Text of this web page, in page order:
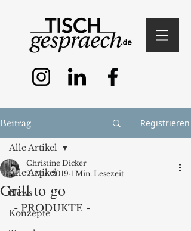
Beitrag Registrieren
Alle Artikel
News
Konzepte
Alle Artikel
Grill to go
Christine Dicker
2. Apr. 2019 1 Min. Lesezeit
- PRODUKTE -